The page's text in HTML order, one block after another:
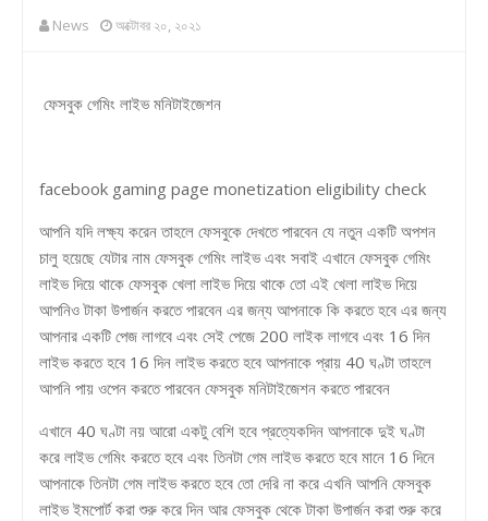
News অক্টোবর ২০, ২০২১
ফেসবুক গেমিং লাইভ মনিটাইজেশন
facebook gaming page monetization eligibility check
আপনি যদি লক্ষ্য করেন তাহলে ফেসবুকে দেখতে পারবেন যে নতুন একটি অপশন
চালু হয়েছে যেটার নাম ফেসবুক গেমিং লাইভ এবং সবাই এখানে ফেসবুক গেমিং
লাইভ দিয়ে থাকে ফেসবুক খেলা লাইভ দিয়ে থাকে তো এই খেলা লাইভ দিয়ে
আপনিও টাকা উপার্জন করতে পারবেন এর জন্য আপনাকে কি করতে হবে এর জন্য
আপনার একটি পেজ লাগবে এবং সেই পেজে 200 লাইক লাগবে এবং 16 দিন
লাইভ করতে হবে 16 দিন লাইভ করতে হবে আপনাকে প্রায় 40 ঘণ্টা তাহলে
আপনি পায় ওপেন করতে পারবেন ফেসবুক মনিটাইজেশন করতে পারবেন
এখানে 40 ঘণ্টা নয় আরো একটু বেশি হবে প্রত্যেকদিন আপনাকে দুই ঘণ্টা
করে লাইভ গেমিং করতে হবে এবং তিনটা গেম লাইভ করতে হবে মানে 16 দিনে
আপনাকে তিনটা গেম লাইভ করতে হবে তো দেরি না করে এখনি আপনি ফেসবুক
লাইভ ইমপোর্ট করা শুরু করে দিন আর ফেসবুক থেকে টাকা উপার্জন করা শুরু করে